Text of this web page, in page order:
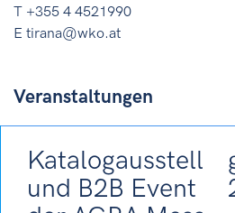
T +355 4 4521990
E tirana@wko.at
Veranstaltungen
und B2B Event